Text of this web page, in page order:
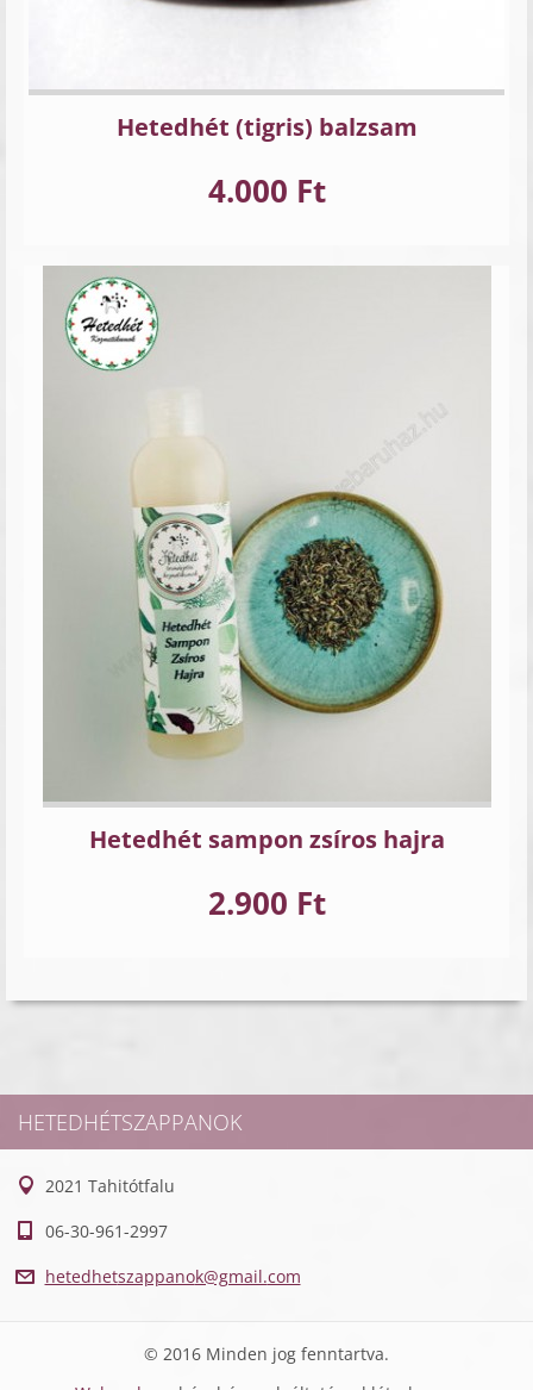
Hetedhét (tigris) balzsam
4.000 Ft
Hetedhét sampon zsíros hajra
2.900 Ft
HETEDHÉTSZAPPANOK
2021 Tahitótfalu
06-30-961-2997
hetedhetszappanok@gmail.com
© 2016 Minden jog fenntartva.